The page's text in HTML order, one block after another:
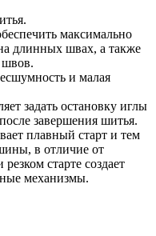
максимально
длинных швах, а также
швов.
и малая
задать остановку иглы
завершения шитья.
плавный старт и тем
в отличие от
старте создает
механизмы.